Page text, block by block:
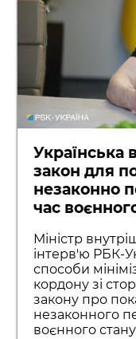
Українська
закон для
незаконно
час
Міністр
інтерв'ю РБК-
способи
кордону зі
закону про
незаконного
воєнного